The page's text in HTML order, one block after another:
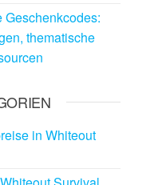
thematische
in Whiteout